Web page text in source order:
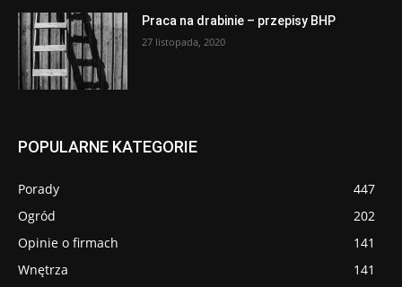
Praca na drabinie – przepisy BHP
27 listopada, 2020
POPULARNE KATEGORIE
Porady
447
Ogród
202
Opinie o firmach
141
Wnętrza
141